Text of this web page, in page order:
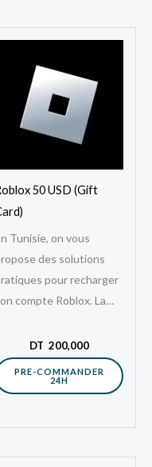
50 USD (Gift
Tunisie, on vous
des solutions
pour recharger
compte Roblox. La
Tunisie est une solution
qui…
DT 200,000
PRE-COMMANDER
24H